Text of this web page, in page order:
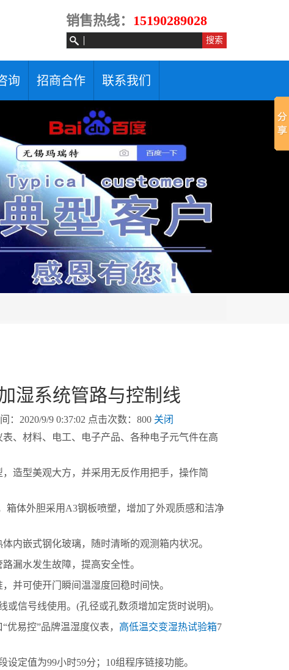
销售热线： 15190289028
询 招商合作 联系我们
湿系统管路与控制线
2020/9/9 0:37:02 点击次数：800 关闭
材料、电工、电子产品、各种电子元气件在高
造型美观大方，并采用无反作用把手，操作简
体外胆采用A3钢板喷塑，增加了外观质感和洁净
嵌式钢化玻璃，随时清晰的观测箱内状况。
水发生故障，提高安全性。
可使开门瞬间温湿度回稳时间快。
信号线使用。(孔径或孔数须增加定货时说明)。
易控”品牌温湿度仪表， 高低温交变湿热试验箱7
定值为99小时59分；10组程序链接功能。